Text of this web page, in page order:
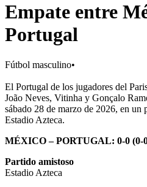
Empate entre
Portugal
Fútbol masculino•
El Portugal de los jugadores del
João Neves, Vitinha y Gonçalo
sábado 28 de marzo de 2026, en un
Estadio Azteca.
MÉXICO – PORTUGAL: 0-0 (0-
Partido amistoso
Estadio Azteca